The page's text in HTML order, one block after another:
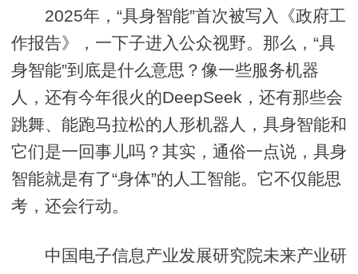
2025年，“具身智能”首次被写入《政府工
作报告》，一下子进入公众视野。那么，“具
身智能”到底是什么意思？像一些服务机器
人，还有今年很火的DeepSeek，还有那些会
跳舞、能跑马拉松的人形机器人，具身智能和
它们是一回事儿吗？其实，通俗一点说，具身
智能就是有了“身体”的人工智能。它不仅能思
考，还会行动。
中国电子信息产业发展研究院未来产业研